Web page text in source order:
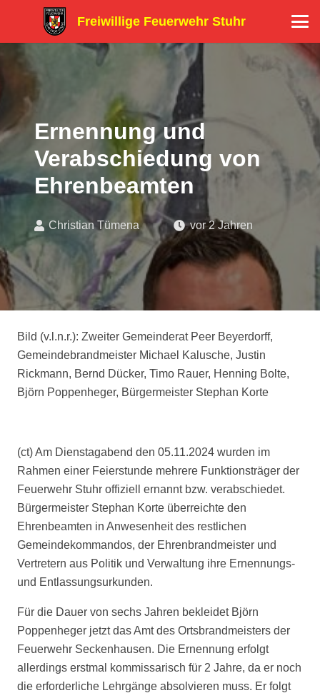
Freiwillige Feuerwehr Stuhr
Ernennung und
Verabschiedung von
Ehrenbeamten
Christian Tümena vor 2 Jahren
Bild (v.l.n.r.): Zweiter Gemeinderat Peer Beyerdorff,
Gemeindebrandmeister Michael Kalusche, Justin
Rickmann, Bernd Dücker, Timo Rauer, Henning Bolte,
Björn Poppenheger, Bürgermeister Stephan Korte
(ct) Am Dienstagabend den 05.11.2024 wurden im
Rahmen einer Feierstunde mehrere Funktionsträger der
Feuerwehr Stuhr offiziell ernannt bzw. verabschiedet.
Bürgermeister Stephan Korte überreichte den
Ehrenbeamten in Anwesenheit des restlichen
Gemeindekommandos, der Ehrenbrandmeister und
Vertretern aus Politik und Verwaltung ihre Ernennungs-
und Entlassungsurkunden.
Für die Dauer von sechs Jahren bekleidet Björn
Poppenheger jetzt das Amt des Ortsbrandmeisters der
Feuerwehr Seckenhausen. Die Ernennung erfolgt
allerdings erstmal kommissarisch für 2 Jahre, da er noch
die erforderliche Lehrgänge absolvieren muss. Er folgt